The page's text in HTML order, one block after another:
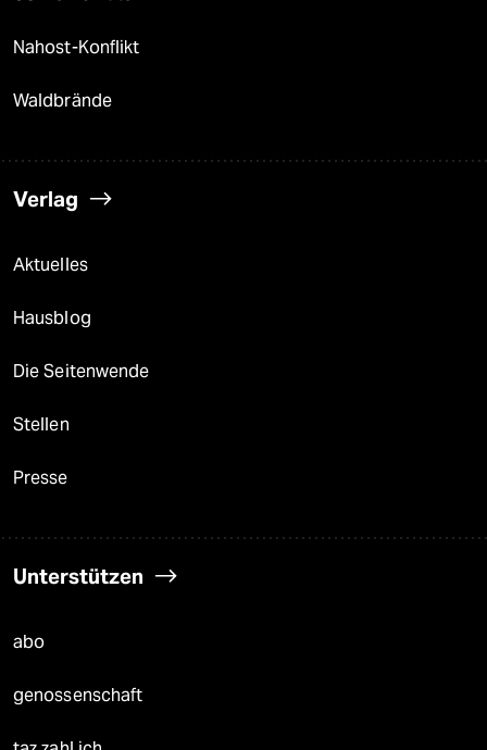
Nahost-Konflikt
Waldbrände
Verlag
Aktuelles
Hausblog
Die Seitenwende
Stellen
Presse
Unterstützen
abo
genossenschaft